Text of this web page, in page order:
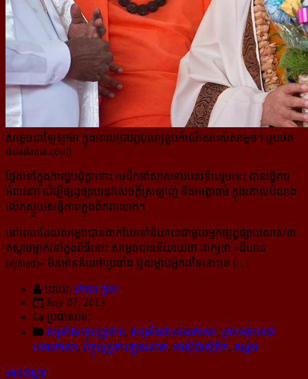
សម្ដេចដាឡៃឡាម៉ា ក្នុងពេលប្រារព្ធបុណ្យខួបកំណើតរបស់សម្ដេច។ (រូបថត
dalailama.com)
ថ្លែងនៅក្នុងការជួបជុំគ្នានោះ មេដឹកនាំសាសនារបស់ទីបេរូបនេះ បានធ្វើការ
អំពាវនាវ ដើម្បីផ្សព្វផ្សាយនូវសេចក្ដីស្រឡាញ់ និងមេត្តាធម៌ ក្នុងគោលបំណង
លើកស្ទួយសន្តិភាពក្នុងពិភពលោក។
នៅពេលដែលសម្ដេចបានងាកបែរទៅនិយាយជាមួយអ្នកផ្សព្វផ្សាយសាសនា
ឥស្លាមម្នាក់នៅក្នុងពិធីនោះ សម្ដេចបាន​និយាយថា ពាក្យថា «ជីហាដ
(djihad)» មិនមានន័យថាប្រឆាំង ឬសម្លាប់អ្នកដទៃនោះទេ [...]
ដោយ: កេសរ កូល
July 07, 2013
ប្រធានបទ:
សម្រាំងបច្ចុប្បន្នភាព, សម្រាំងជាខេមរភាសា, គ្រប់អត្ថបទជា
ខេមរភាសា, បច្ចុប្បន្នភាពក្នុងលោក, អាស៊ីប៉ាស៊ីភិក, សង្គម
អានពិស្ដារ